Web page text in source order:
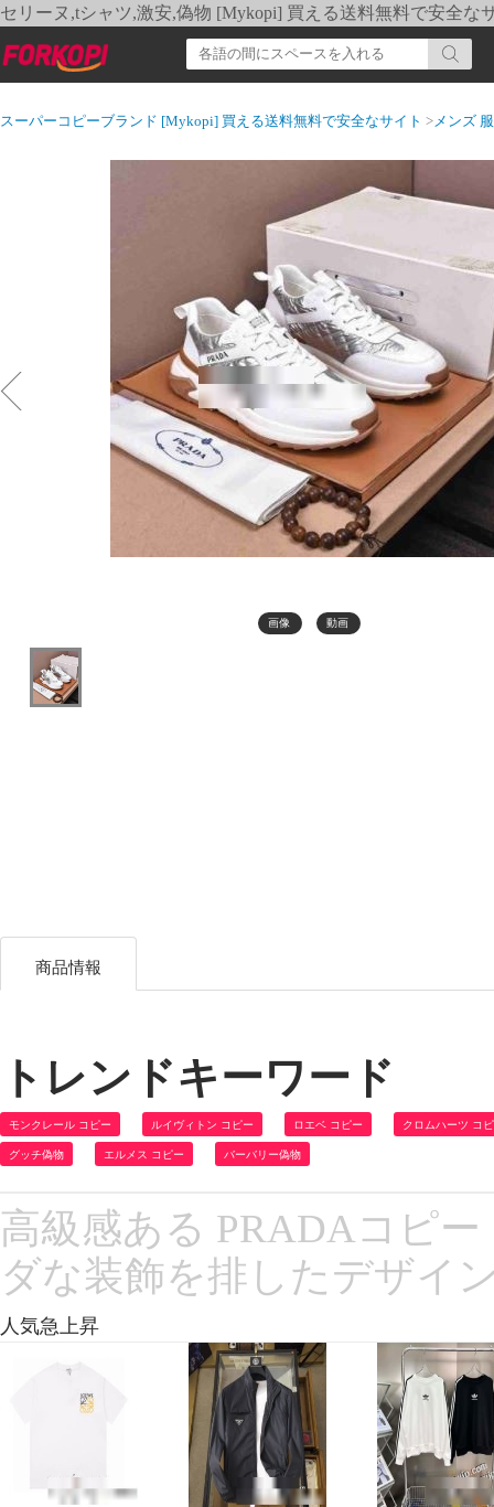
セリーヌ,tシャツ,激安,偽物 [Mykopi] 買える送料無料で安全な
スーパーコピーブランド [Mykopi] 買える送料無料で安全なサイト >メンズ 服
画像 動画
商品情報
トレンドキーワード
モンクレール コピー ルイヴィトン コピー ロエベ コピー クロムハーツ コ
グッチ偽物 エルメス コピー バーバリー偽物
高級感ある PRADAコピ
ダな装飾を排したデザイ
人気急上昇